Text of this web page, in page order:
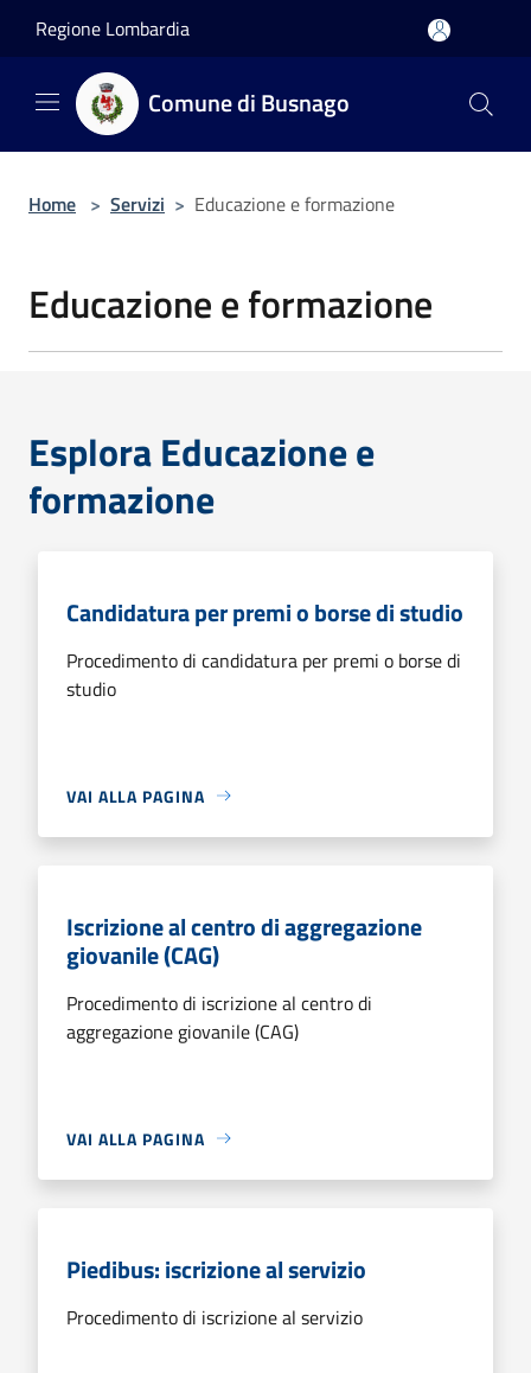
Regione Lombardia
Comune di Busnago
Home > Servizi > Educazione e formazione
Educazione e formazione
Esplora Educazione e
formazione
Candidatura per premi o borse di studio
Procedimento di candidatura per premi o borse di
studio
VAI ALLA PAGINA
Iscrizione al centro di aggregazione
giovanile (CAG)
Procedimento di iscrizione al centro di
aggregazione giovanile (CAG)
VAI ALLA PAGINA
Piedibus: iscrizione al servizio
Procedimento di iscrizione al servizio